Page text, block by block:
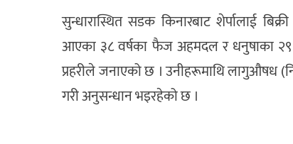
सुन्धारास्थित सडक किनारबाट शेर्पालाई
आएका ३८ वर्षका फैज अहमदल र धनुषाका २९
प्रहरीले जनाएको छ । उनीहरूमाथि लागुऔषध
गरी अनुसन्धान भइरहेको छ ।